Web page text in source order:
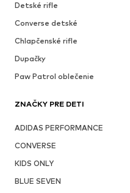
Detské rifle
Converse detské
Chlapčenské rifle
Dupačky
Paw Patrol oblečenie
ZNAČKY PRE DETI
ADIDAS PERFORMANCE
CONVERSE
KIDS ONLY
BLUE SEVEN